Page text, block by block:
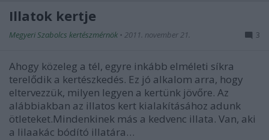
Illatok kertje
Megyeri Szabolcs kertészmérnök • 2011. november 21. 3
Ahogy közeleg a tél, egyre inkább elméleti síkra
terelődik a kertészkedés. Ez jó alkalom arra, hogy
eltervezzük, milyen legyen a kertünk jövőre. Az
alábbiakban az illatos kert kialakításához adunk
ötleteket.Mindenkinek más a kedvenc illata. Van, aki
a lilaakác bódító illatára…